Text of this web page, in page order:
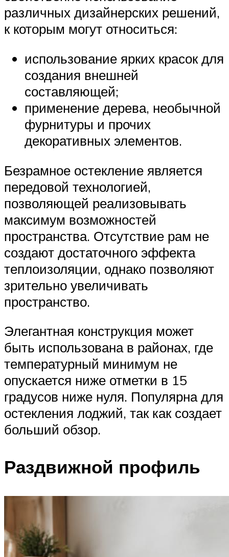
различных дизайнерских решений,
к которым могут относиться:
использование ярких красок для
создания внешней
составляющей;
применение дерева, необычной
фурнитуры и прочих
декоративных элементов.
Безрамное остекление является
передовой технологией,
позволяющей реализовывать
максимум возможностей
пространства. Отсутствие рам не
создают достаточного эффекта
теплоизоляции, однако позволяют
зрительно увеличивать
пространство.
Элегантная конструкция может
быть использована в районах, где
температурный минимум не
опускается ниже отметки в 15
градусов ниже нуля. Популярна для
остекления лоджий, так как создает
больший обзор.
Раздвижной профиль